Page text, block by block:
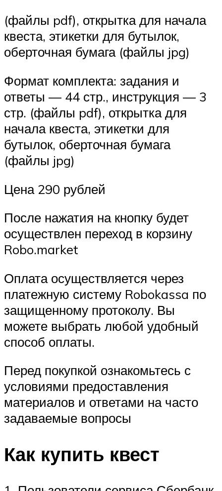
(файлы pdf), открытка для начала
квеста, этикетки для бутылок,
оберточная бумага (файлы jpg)
Формат комплекта: задания и
ответы — 44 стр., инструкция — 3
стр. (файлы pdf), открытка для
начала квеста, этикетки для
бутылок, оберточная бумага
(файлы jpg)
Цена 290 рублей
После нажатия на кнопку будет
осуществлен переход в корзину
Robo.market
Оплата осуществляется через
платежную систему Robokassa по
защищенному протоколу. Вы
можете выбрать любой удобный
способ оплаты.
Перед покупкой ознакомьтесь с
условиями предоставления
материалов и ответами на часто
задаваемые вопросы
Как купить квест